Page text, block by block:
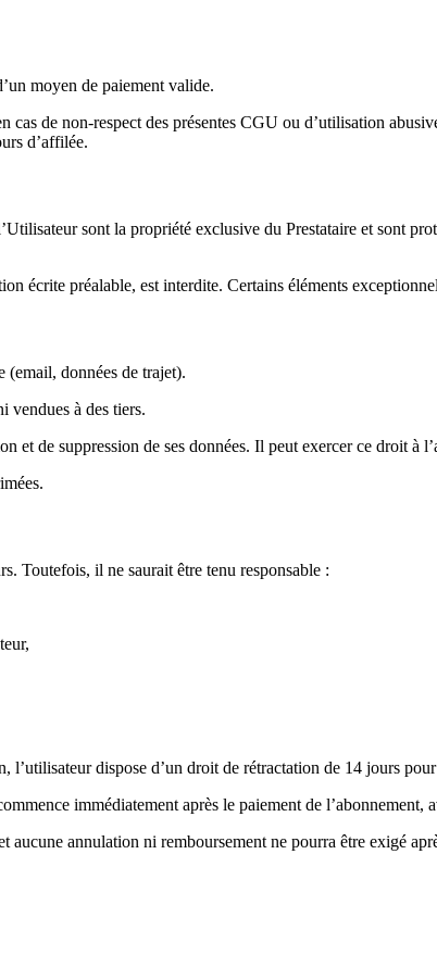
moyen de paiement valide.
de non-respect des présentes CGU ou d’utilisation
d’affilée.
sont la propriété exclusive du Prestataire et sont
écrite préalable, est interdite. Certains éléments
(email, données de trajet).
vendues à des tiers.
de suppression de ses données. Il peut exercer ce droit à
Toutefois, il ne saurait être tenu responsable :
dispose d’un droit de rétractation de 14 jours
immédiatement après le paiement de
annulation ni remboursement ne pourra être exigé